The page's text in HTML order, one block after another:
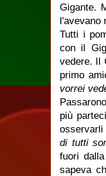
Gigante.
l'avevano
Tutti i
con il
vedere. Il
primo
vorrei
più
osservarli
di tutti
fuori
sapeva